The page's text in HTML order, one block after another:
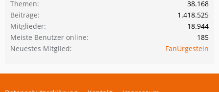
Themen
38.168
Beiträge
1.418.525
Mitglieder
18.944
Meiste Benutzer online
185
Neuestes Mitglied
FanUrgestein